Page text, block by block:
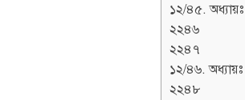
১২/৪৫. অধ্যায়ঃ
২২৪৬
২২৪৭
১২/৪৬. অধ্যায়ঃ
২২৪৮